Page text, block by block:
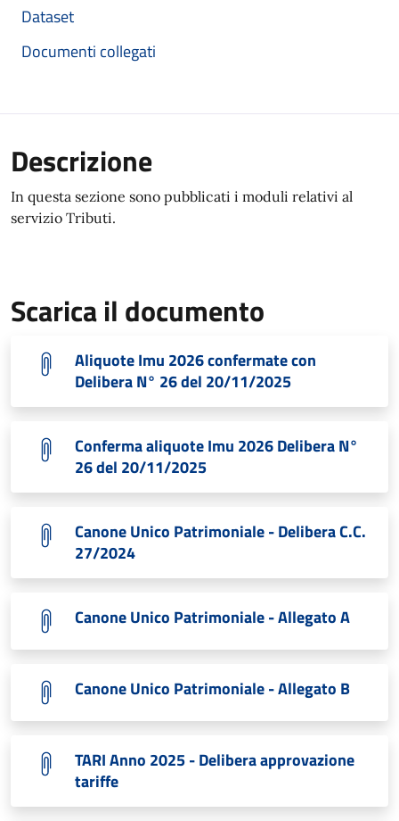
Dataset
Documenti collegati
Descrizione
In questa sezione sono pubblicati i moduli relativi al
servizio Tributi.
Scarica il documento
Aliquote Imu 2026 confermate con
Delibera N° 26 del 20/11/2025
Conferma aliquote Imu 2026 Delibera N°
26 del 20/11/2025
Canone Unico Patrimoniale - Delibera C.C.
27/2024
Canone Unico Patrimoniale - Allegato A
Canone Unico Patrimoniale - Allegato B
TARI Anno 2025 - Delibera approvazione
tariffe